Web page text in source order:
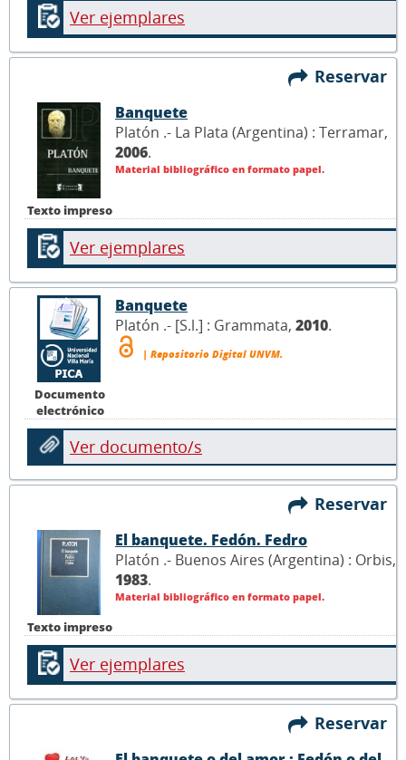
Ver ejemplares
Reservar
Texto impreso
Banquete
Platón .- La Plata (Argentina) : Terramar,
2006.
Material bibliográfico en formato papel.
Ver ejemplares
Documento
electrónico
Banquete
Platón .- [S.l.] : Grammata, 2010.
| Repositorio Digital UNVM.
Ver documento/s
Reservar
Texto impreso
El banquete. Fedón. Fedro
Platón .- Buenos Aires (Argentina) : Orbis,
1983.
Material bibliográfico en formato papel.
Ver ejemplares
Reservar